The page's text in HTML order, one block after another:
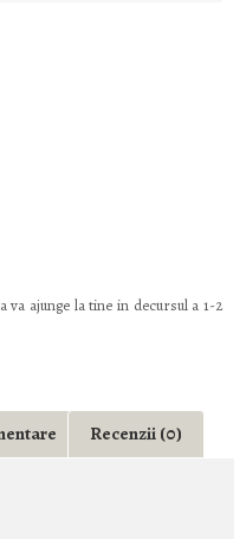
va ajunge la tine in decursul a 1-2
Recenzii (0)